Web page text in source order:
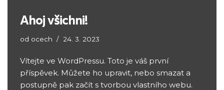
Ahoj všichni!
od ocech 24. 3. 2023
Vítejte ve WordPressu. Toto je váš první
příspěvek. Můžete ho upravit, nebo smazat a
postupně pak začít s tvorbou vlastního webu.